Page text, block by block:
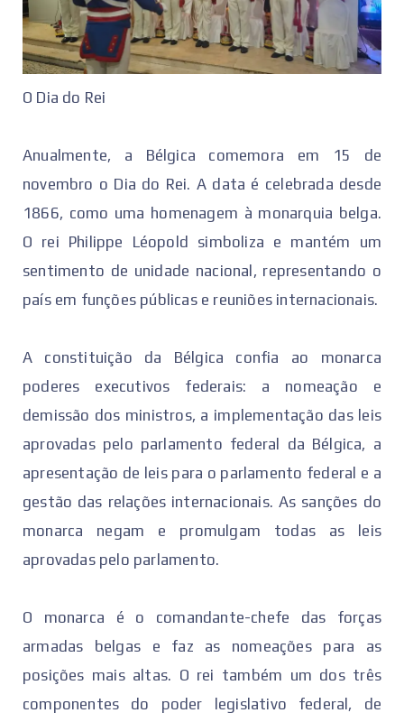
O Dia do Rei
Anualmente, a Bélgica comemora em 15 de
novembro o Dia do Rei. A data é celebrada desde
1866, como uma homenagem à monarquia belga.
O rei Philippe Léopold simboliza e mantém um
sentimento de unidade nacional, representando o
país em funções públicas e reuniões internacionais.
A constituição da Bélgica confia ao monarca
poderes executivos federais: a nomeação e
demissão dos ministros, a implementação das leis
aprovadas pelo parlamento federal da Bélgica, a
apresentação de leis para o parlamento federal e a
gestão das relações internacionais. As sanções do
monarca negam e promulgam todas as leis
aprovadas pelo parlamento.
O monarca é o comandante-chefe das forças
armadas belgas e faz as nomeações para as
posições mais altas. O rei também um dos três
componentes do poder legislativo federal, de